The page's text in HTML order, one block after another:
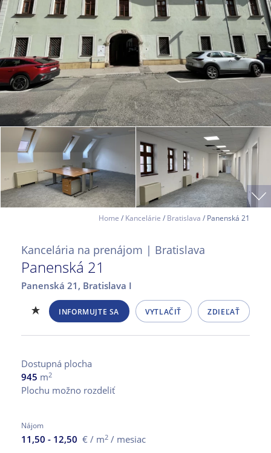
Home / Kancelárie / Bratislava / Panenská 21
Kancelária na prenájom | Bratislava
Panenská 21
Panenská 21, Bratislava I
INFORMUJTE SA VYTLAČIŤ ZDIEĽAŤ
Dostupná plocha
945 m2
Plochu možno rozdeliť
Nájom
11,50 - 12,50 € / m2 / mesiac